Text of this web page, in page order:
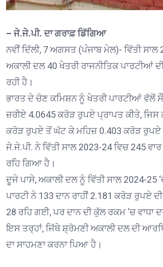
– ਜੇ.ਜੇ.ਪੀ. ਦਾ ਗਰਾਫ਼ ਡਿੱਗਿਆ
ਨਵੀਂ ਦਿੱਲੀ, 7 ਅਗਸਤ (ਪੰਜਾਬ ਮੇਲ)- ਵਿੱਤੀ
ਅਕਾਲੀ ਦਲ 40 ਖੇਤਰੀ ਰਾਜਨੀਤਿਕ ਪਾਰਟੀਆਂ
ਰਹੀ ਹੈ।
ਭਾਰਤ ਦੇ ਚੋਣ ਕਮਿਸ਼ਨ ਨੂੰ ਖੇਤਰੀ ਪਾਰਟੀਆਂ ਵੱਲੋਂ
ਜ਼ਰੀਏ 4.0645 ਕਰੋੜ ਰੁਪਏ ਪ੍ਰਾਪਤ ਕੀਤੇ,
ਕਰੋੜ ਰੁਪਏ ਤੋਂ ਘੱਟ ਕੇ ਮਹਿਜ਼ 0.403 ਕਰੋੜ ਰੁਪਏ
ਜੇ.ਜੇ.ਪੀ. ਨੇ ਵਿੱਤੀ ਸਾਲ 2023-24 ਵਿਚ 245
ਰਹਿ ਗਿਆ ਹੈ।
ਦੂਜੇ ਪਾਸੇ, ਅਕਾਲੀ ਦਲ ਨੂੰ ਵਿੱਤੀ ਸਾਲ 2024-25
ਪਾਰਟੀ ਨੇ 133 ਦਾਨ ਰਾਹੀਂ 2.181 ਕਰੋੜ ਰੁਪਏ
28 ਰਹਿ ਗਈ, ਪਰ ਦਾਨ ਦੀ ਕੁੱਲ ਰਕਮ ‘ਚ ਵਾਧਾ
ਇਸ ਤਰ੍ਹਾਂ, ਜਿੱਥੇ ਸ਼੍ਰੋਮਣੀ ਅਕਾਲੀ ਦਲ ਦੀ
ਦਾ ਸਾਹਮਣਾ ਕਰਨਾ ਪਿਆ ਹੈ।